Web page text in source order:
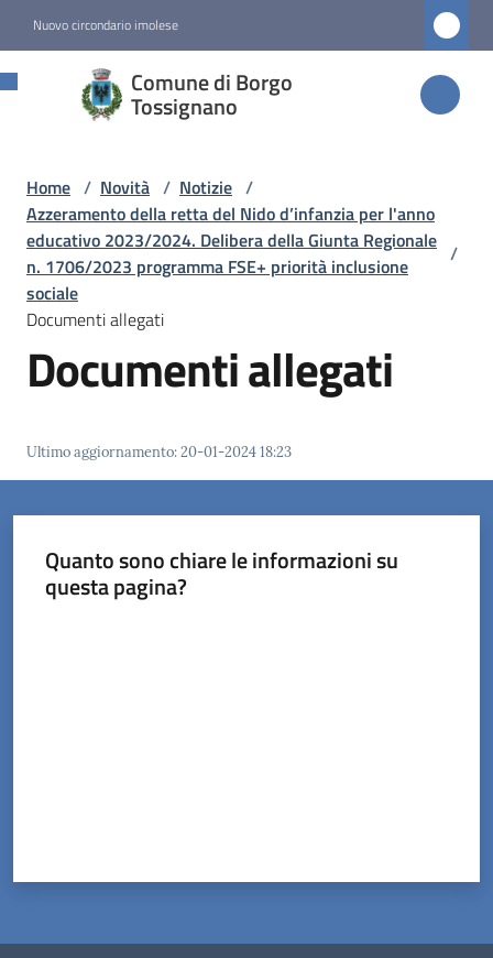
Nuovo circondario imolese
Comune di Borgo
Tossignano
Comune di
Borgo
Amministrazione
Novità
Menu selezionato
Servizi
Vivere
Home / Novità / Notizie /
Azzeramento della retta del Nido d’infanzia per l'anno
educativo 2023/2024. Delibera della Giunta Regionale
n. 1706/2023 programma FSE+ priorità inclusione
sociale
/
Documenti allegati
Documenti allegati
Ultimo aggiornamento:20-01-2024 18:23
Quanto sono chiare le informazioni su
questa pagina?